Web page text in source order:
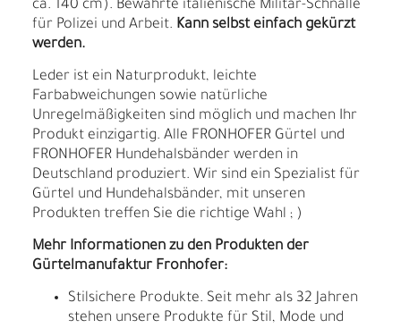
ca. 140 cm). Bewährte italienische Militär-Schnalle
für Polizei und Arbeit. Kann selbst einfach gekürzt
werden.
Leder ist ein Naturprodukt, leichte
Farbabweichungen sowie natürliche
Unregelmäßigkeiten sind möglich und machen Ihr
Produkt einzigartig. Alle FRONHOFER Gürtel und
FRONHOFER Hundehalsbänder werden in
Deutschland produziert. Wir sind ein Spezialist für
Gürtel und Hundehalsbänder, mit unseren
Produkten treffen Sie die richtige Wahl ; )
Mehr Informationen zu den Produkten der
Gürtelmanufaktur Fronhofer:
Stilsichere Produkte. Seit mehr als 32 Jahren
stehen unsere Produkte für Stil, Mode und